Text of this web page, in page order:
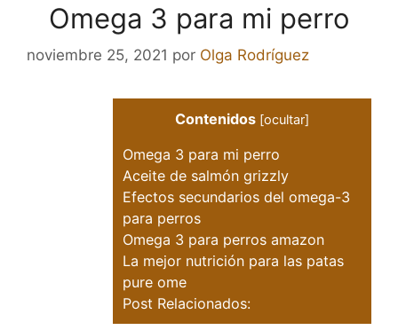
Omega 3 para mi perro
noviembre 25, 2021 por Olga Rodríguez
Contenidos [ocultar]
Omega 3 para mi perro
Aceite de salmón grizzly
Efectos secundarios del omega-3
para perros
Omega 3 para perros amazon
La mejor nutrición para las patas
pure ome
Post Relacionados: